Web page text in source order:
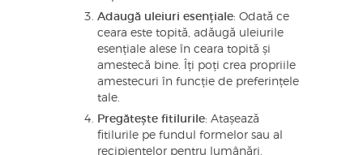
Adaugă uleiuri esențiale: Odată ce
ceara este topită, adăugă uleiurile
esențiale alese în ceara topită și
amestecă bine. Îți poți crea propriile
amestecuri în funcție de preferințele
tale.
Pregătește fitilurile: Atașează
fitilurile pe fundul formelor sau al
recipientelor pentru lumânări.